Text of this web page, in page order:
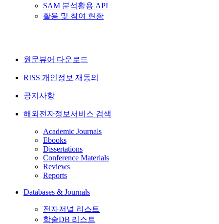
SAM 분석활용 API
활용 및 참여 현황
원문뷰어 다운로드
RISS 개인정보 재동의
공지사항
해외전자정보서비스 검색
Academic Journals
Ebooks
Dissertations
Conference Materials
Reviews
Reports
Databases & Journals
전자저널 리스트
학술DB 리스트